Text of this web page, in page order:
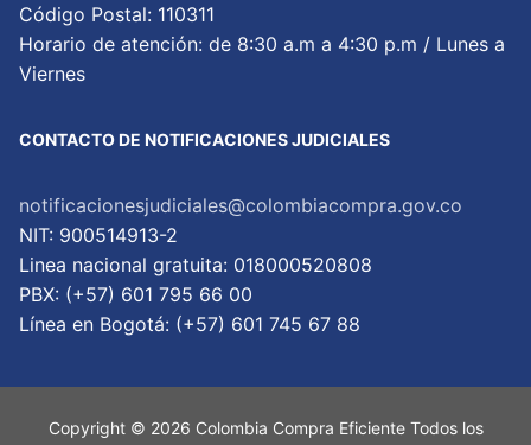
Código Postal: 110311
Horario de atención: de 8:30 a.m a 4:30 p.m / Lunes a
Viernes
CONTACTO DE NOTIFICACIONES JUDICIALES
notificacionesjudiciales@colombiacompra.gov.co
NIT: 900514913-2
Linea nacional gratuita: 018000520808
PBX: (+57) 601 795 66 00
Lí­nea en Bogotá: (+57) 601 745 67 88
Copyright © 2026 Colombia Compra Eficiente Todos los